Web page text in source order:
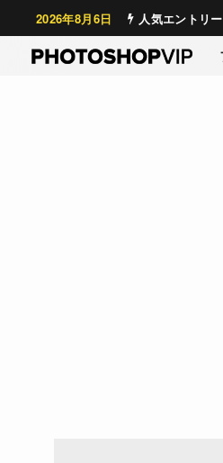
2026年8月6日 人気エントリー